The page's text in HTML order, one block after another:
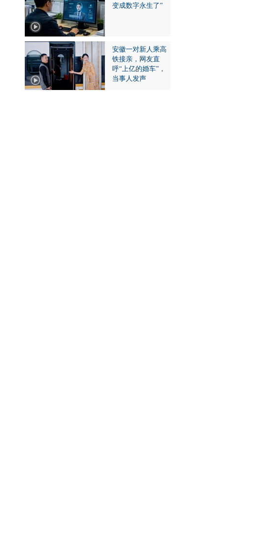
变成数字永生了”
安徽一对新人乘高
铁接亲，网友直
呼“上亿的婚车”，
当事人发声